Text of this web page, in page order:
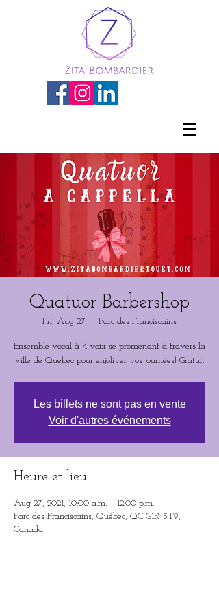
Quatuor Barbershop
Fri, Aug 27 Parc des Franciscains
Ensemble vocal à 4 voix se promenant à travers la
ville de Québec pour enjoliver vos journées! Gratuit
Les billets ne sont pas en vente
Voir d'autres événements
Heure et lieu
Aug 27, 2021, 10:00 a.m. – 12:00 p.m.
Parc des Franciscains, Québec, QC G1R 5T9,
Canada